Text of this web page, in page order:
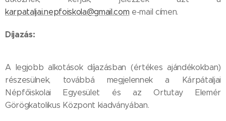
karpataljai.nepfoiskola@gmail.com e-mail címen.
Díjazás:
A legjobb alkotások díjazásban (értékes ajándékokban)
részesülnek, továbbá megjelennek a Kárpátaljai
Népfőiskolai Egyesület és az Ortutay Elemér
Görögkatolikus Központ kiadványában.